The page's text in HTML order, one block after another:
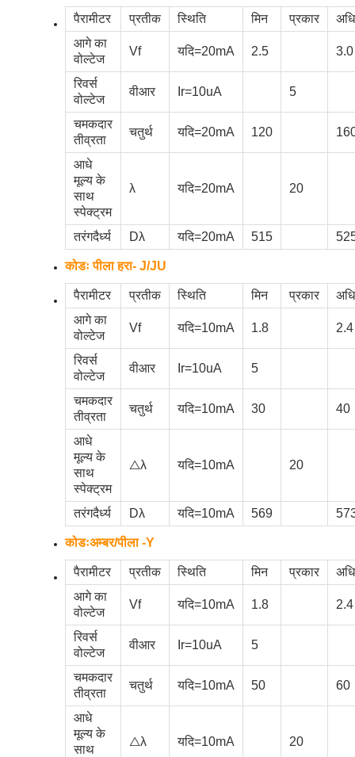
पैरामीटर प्रतीक स्थिति मिन प्रकार
आगे का
वोल्टेज
Vf यदि=20mA 2.5 3.0
रिवर्स
वोल्टेज
वीआर Ir=10uA 5
चमकदार
तीव्रता
चतुर्थ यदि=20mA 120
आधे
मूल्य के
साथ
स्पेक्ट्रम
λ यदि=20mA 20
तरंगदैर्ध्य Dλ यदि=20mA 515
कोडः पीला हरा- J/JU
पैरामीटर प्रतीक स्थिति मिन प्रकार
आगे का
वोल्टेज
Vf यदि=10mA 1.8 2.4
रिवर्स
वोल्टेज
वीआर Ir=10uA 5
चमकदार
तीव्रता
चतुर्थ यदि=10mA 30 40
आधे
मूल्य के
साथ
स्पेक्ट्रम
△λ यदि=10mA 20
तरंगदैर्ध्य Dλ यदि=10mA 569
कोडःअम्बर/पीला -Y
पैरामीटर प्रतीक स्थिति मिन प्रकार
आगे का
वोल्टेज
Vf यदि=10mA 1.8 2.4
रिवर्स
वोल्टेज
वीआर Ir=10uA 5
चमकदार
तीव्रता
चतुर्थ यदि=10mA 50 60
आधे
मूल्य के
साथ
△λ यदि=10mA 20